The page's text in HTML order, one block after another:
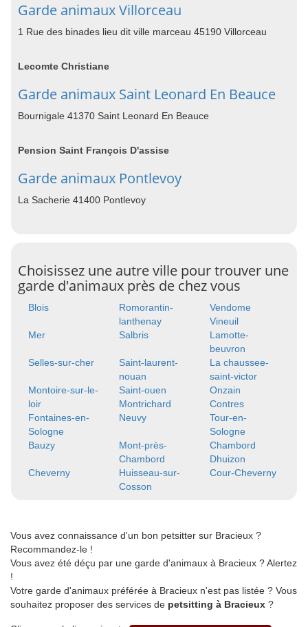
Garde animaux Villorceau
1 Rue des binades lieu dit ville marceau 45190 Villorceau
Lecomte Christiane
Garde animaux Saint Leonard En Beauce
Bournigale 41370 Saint Leonard En Beauce
Pension Saint François D'assise
Garde animaux Pontlevoy
La Sacherie 41400 Pontlevoy
Choisissez une autre ville pour trouver une
garde d'animaux près de chez vous
Blois
Romorantin-
lanthenay
Vendome
Vineuil
Mer
Salbris
Lamotte-
beuvron
Selles-sur-cher
Saint-laurent-
nouan
La chaussee-
saint-victor
Montoire-sur-le-
loir
Saint-ouen
Onzain
Montrichard
Contres
Fontaines-en-
Sologne
Neuvy
Tour-en-
Sologne
Bauzy
Mont-près-
Chambord
Chambord
Dhuizon
Cheverny
Huisseau-sur-
Cosson
Cour-Cheverny
Vous avez connaissance d'un bon petsitter sur Bracieux ?
Recommandez-le !
Vous avez été déçu par une garde d'animaux à Bracieux ? Alertez
!
Votre garde d'animaux préférée à Bracieux n'est pas listée ? Vous
souhaitez proposer des services de petsitting à Bracieux ?